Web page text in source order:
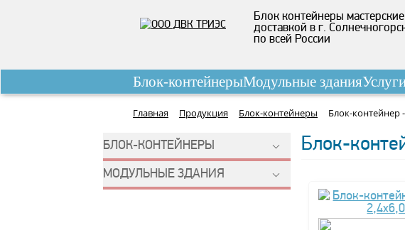
Блок контейнеры
доставкой в г.
по всей России
Блок-контейнерыМодульные здания
Главная Продукция Блок-контейнеры Блок-контейнер
БЛОК-КОНТЕЙНЕРЫ
МОДУЛЬНЫЕ ЗДАНИЯ
Блок-